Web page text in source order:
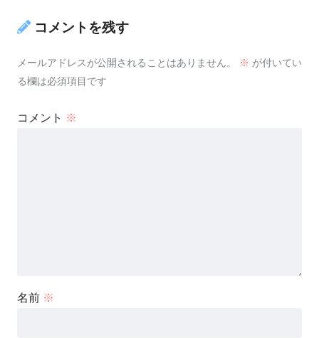
コメントを残す
メールアドレスが公開されることはありません。 ※ が付いてい
る欄は必須項目です
コメント ※
名前 ※